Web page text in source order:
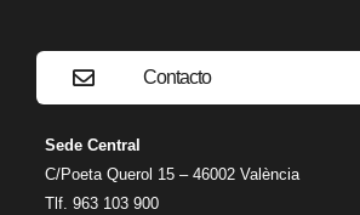
Contacto
Sede Central
C/Poeta Querol 15 – 46002 València
Tlf. 963 103 900